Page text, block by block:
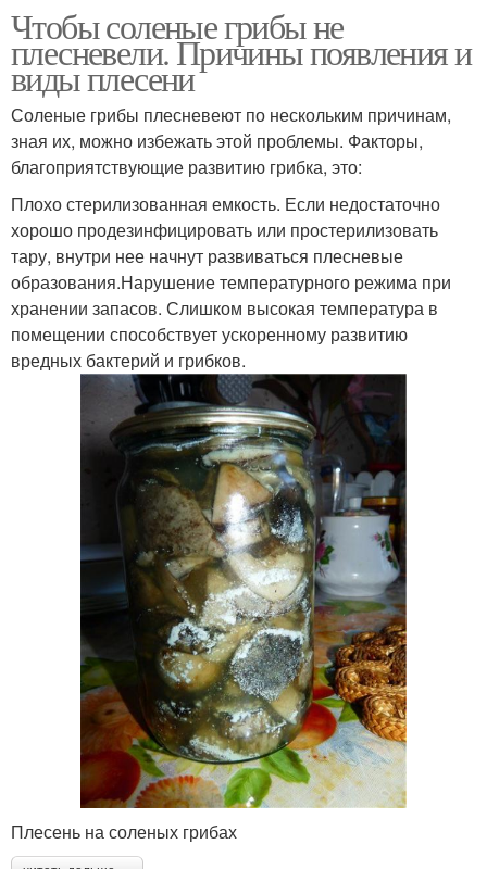
Чтобы соленые грибы не
плесневели. Причины появления и
виды плесени
Соленые грибы плесневеют по нескольким причинам,
зная их, можно избежать этой проблемы. Факторы,
благоприятствующие развитию грибка, это:
Плохо стерилизованная емкость. Если недостаточно
хорошо продезинфицировать или простерилизовать
тару, внутри нее начнут развиваться плесневые
образования.Нарушение температурного режима при
хранении запасов. Слишком высокая температура в
помещении способствует ускоренному развитию
вредных бактерий и грибков.
Плесень на соленых грибах